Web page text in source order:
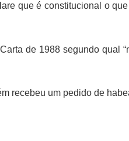
que é constitucional o
de 1988 segundo qual
recebeu um pedido de